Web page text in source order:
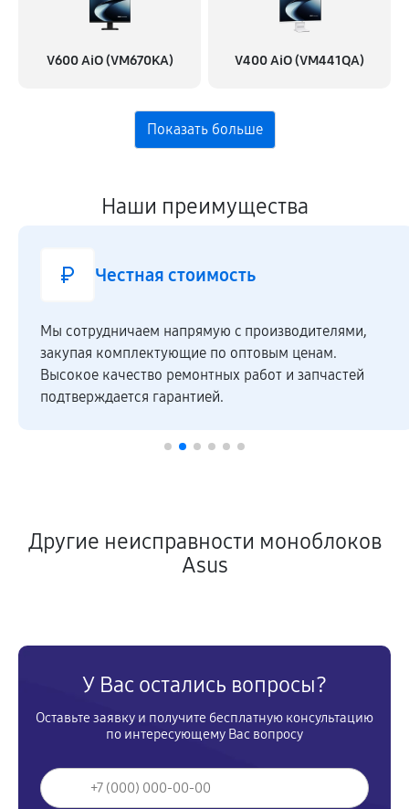
V600 AiO (VM670KA) V400 AiO (VM441QA)
Наши преимущества
Честная стоимость
Мы сотрудничаем напрямую c производителями,
закупая комплектующие по оптовым ценам.
Высокое качество ремонтных работ и запчастей
подтверждается гарантией.
Другие неисправности моноблоков
Asus
У Вас остались вопросы?
Оставьте заявку и получите бесплатную консультацию
по интересующему Вас вопросу